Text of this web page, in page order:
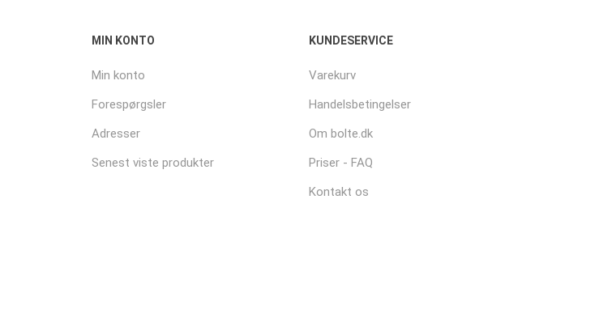
MIN KONTO
Min konto
Forespørgsler
Adresser
Senest viste produkter
KUNDESERVICE
Varekurv
Handelsbetingelser
Om bolte.dk
Priser - FAQ
Kontakt os